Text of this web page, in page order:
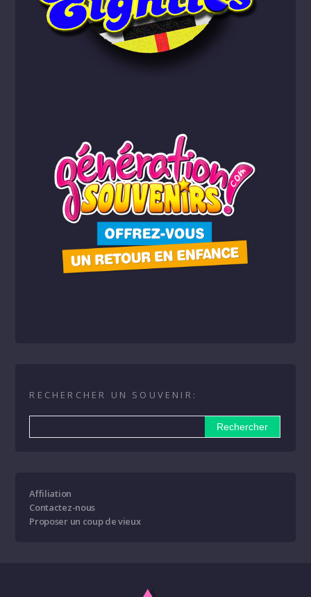
RECHERCHER UN SOUVENIR:
Affiliation
Contactez-nous
Proposer un coup de vieux